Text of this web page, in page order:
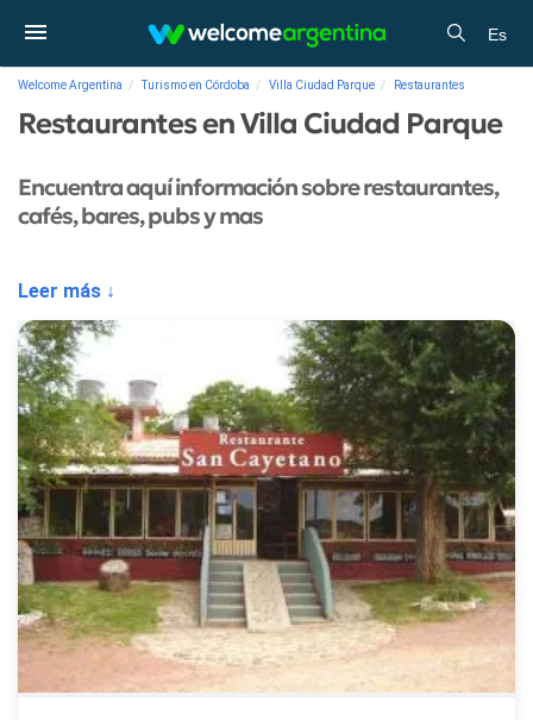
Es
Welcome Argentina Turismo en Córdoba Villa Ciudad Parque Restaurantes
Restaurantes en Villa Ciudad Parque
Encuentra aquí información sobre restaurantes,
cafés, bares, pubs y mas
Leer más ↓